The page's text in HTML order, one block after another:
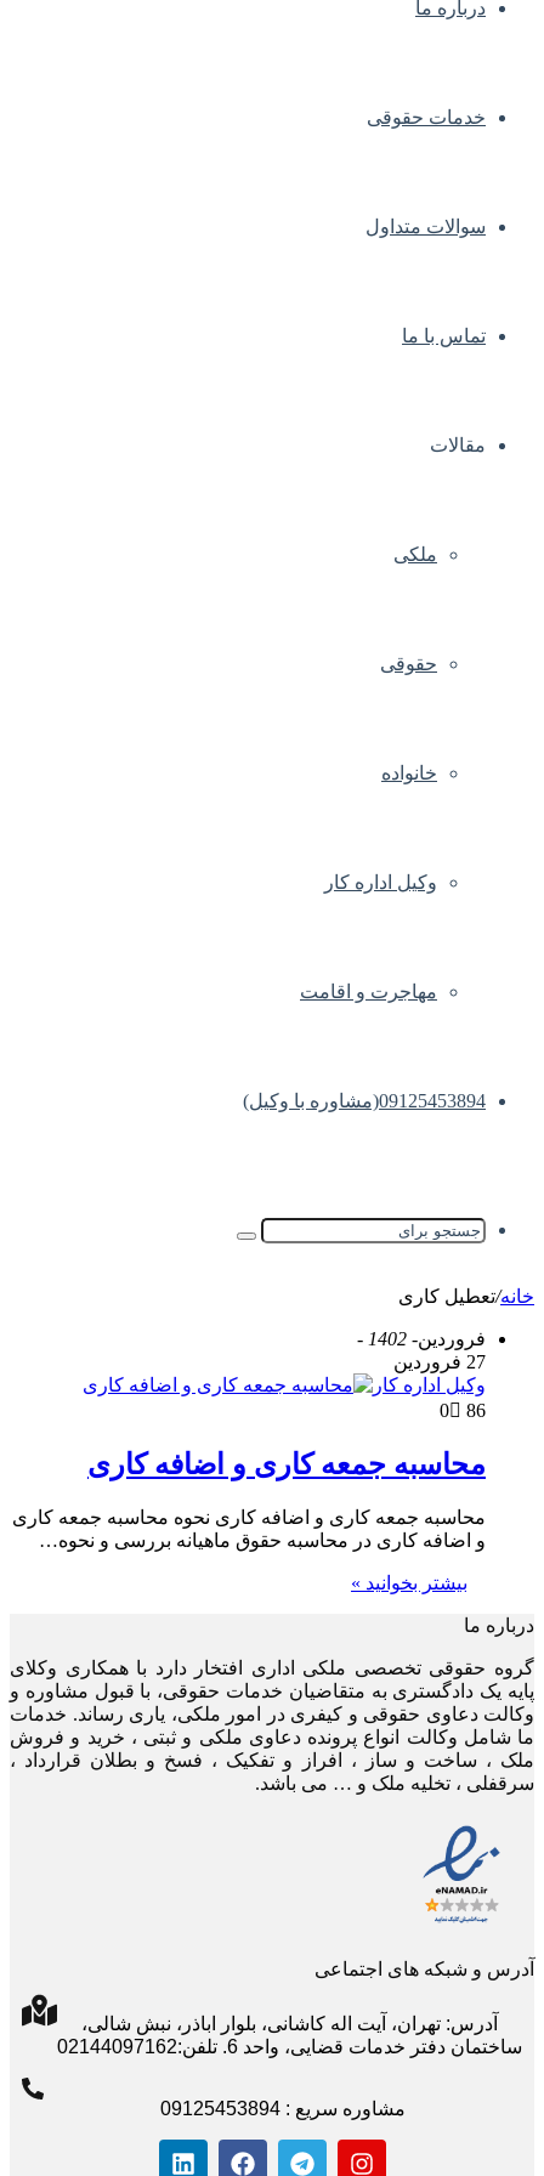
درباره ما
خدمات حقوقی
سوالات متداول
تماس با ما
مقالات
ملکی
حقوقی
خانواده
وکیل اداره کار
مهاجرت و اقامت
09125453894(مشاوره با وکیل)
خانه/تعطیل کاری
فروردین- 1402 -
27 فروردین
وکیل اداره کار
0
86
محاسبه جمعه کاری و اضافه کاری
محاسبه جمعه کاری و اضافه کاری نحوه محاسبه جمعه کاری
و اضافه کاری در محاسبه حقوق ماهیانه بررسی و نحوه…
بیشتر بخوانید »
درباره ما
گروه حقوقی تخصصی ملکی اداری افتخار دارد با همکاری وکلای
پایه یک دادگستری به متقاضیان خدمات حقوقی، با قبول مشاوره و
وکالت دعاوی حقوقی و کیفری در امور ملکی، یاری رساند. خدمات
ما شامل وکالت انواع پرونده دعاوی ملکی و ثبتی ، خرید و فروش
ملک ، ساخت و ساز ، افراز و تفکیک ، فسخ و بطلان قرارداد ،
سرقفلی ، تخلیه ملک و … می باشد.
آدرس و شبکه های اجتماعی
آدرس: تهران، آیت اله کاشانی، بلوار اباذر، نبش شالی،
ساختمان دفتر خدمات قضایی، واحد 6. تلفن:02144097162
مشاوره سریع : 09125453894